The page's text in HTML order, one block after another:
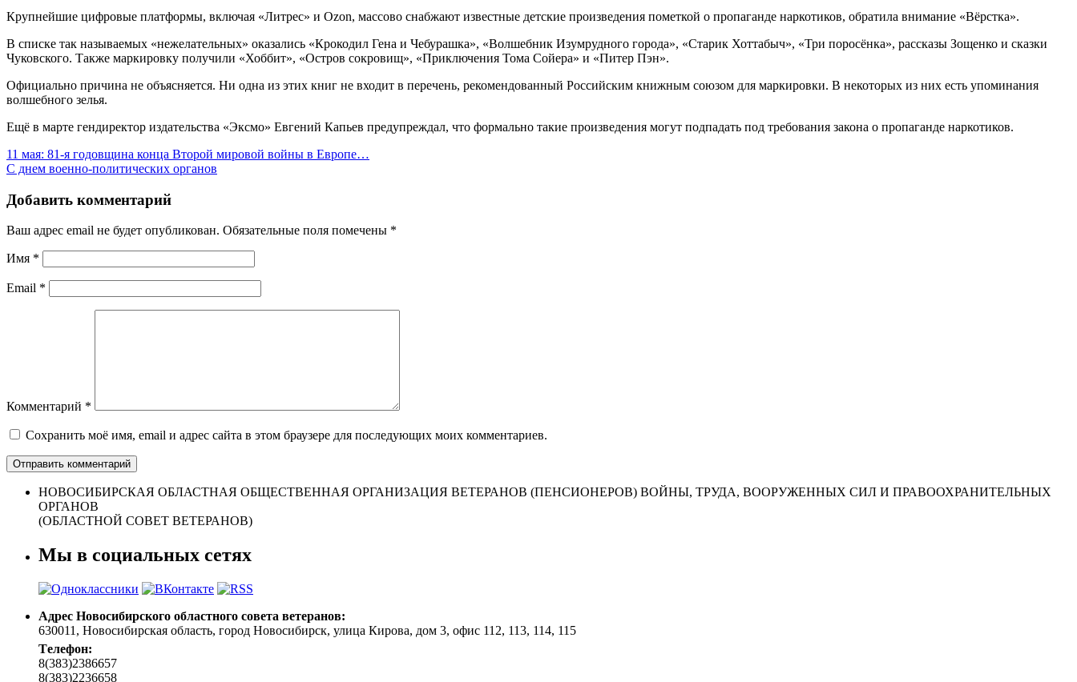
Крупнейшие цифровые платформы, включая «Литрес» и Ozon, массово снабжают известные детские произведения пометкой о пропаганде наркотиков, обратила внимание «Вёрстка».
В списке так называемых «нежелательных» оказались «Крокодил Гена и Чебурашка», «Волшебник Изумрудного города», «Старик Хоттабыч», «Три поросёнка», рассказы Зощенко и сказки
Чуковского. Также маркировку получили «Хоббит», «Остров сокровищ», «Приключения Тома Сойера» и «Питер Пэн».
Официально причина не объясняется. Ни одна из этих книг не входит в перечень, рекомендованный Российским книжным союзом для маркировки. В некоторых из них есть упоминания
волшебного зелья.
Ещё в марте гендиректор издательства «Эксмо» Евгений Капьев предупреждал, что формально такие произведения могут подпадать под требования закона о пропаганде наркотиков.
11 мая: 81-я годовщина конца Второй мировой войны в Европе…
С днем военно-политических органов
Добавить комментарий
Ваш адрес email не будет опубликован. Обязательные поля помечены *
Имя *
Email *
Комментарий *
Сохранить моё имя, email и адрес сайта в этом браузере для последующих моих комментариев.
НОВОСИБИРСКАЯ ОБЛАСТНАЯ ОБЩЕСТВЕННАЯ ОРГАНИЗАЦИЯ ВЕТЕРАНОВ (ПЕНСИОНЕРОВ) ВОЙНЫ, ТРУДА, ВООРУЖЕННЫХ СИЛ И ПРАВООХРАНИТЕЛЬНЫХ
ОРГАНОВ
(ОБЛАСТНОЙ СОВЕТ ВЕТЕРАНОВ)
Мы в социальных сетях
Адрес Новосибирского областного совета ветеранов:
630011, Новосибирская область, город Новосибирск, улица Кирова, дом 3, офис 112, 113, 114, 115
Tелефон:
8(383)2386657
8(383)2236658